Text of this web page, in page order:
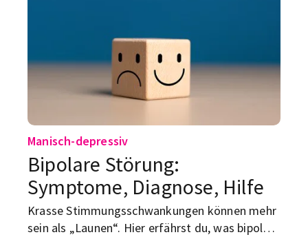
Manisch-depressiv
Bipolare Störung:
Symptome, Diagnose, Hilfe
Krasse Stimmungsschwankungen können mehr
sein als „Launen“. Hier erfährst du, was bipolar